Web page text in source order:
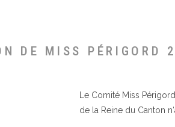
DE MISS PÉRIGORD
Le Comité Miss
de la Reine du Canton